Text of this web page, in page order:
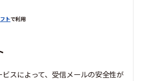
トで利用
スによって、受信メールの安全性が